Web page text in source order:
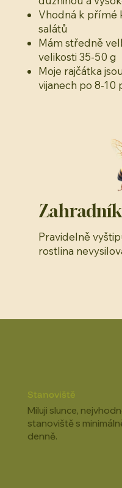
Vhodná k přímé
salátů
Mám středně
velikosti 35-50 g
Moje rajčátka
vijanech po 8-10
Pravidelně
rostlina
Stanoviště
Miluji slunce,
stanoviště s
denně.